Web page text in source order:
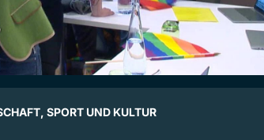
SPORT UND KULTUR